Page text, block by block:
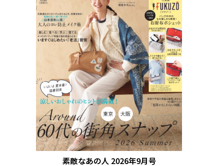
素敵なあの人 2026年9月号